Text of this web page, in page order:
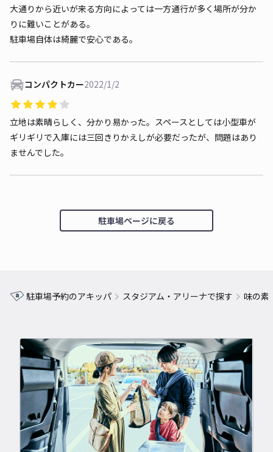
大通りから近いが来る方向によっては一方通行が多く場所が分か
りに難いことがある。
駐車場自体は綺麗で安心である。
コンパクトカー2022/1/2
立地は素晴らしく、分かり易かった。スペースとしては小型車が
ギリギリで入庫には三回きりかえしが必要だったが、問題はあり
ませんでした。
駐車場ページに戻る
駐車場予約のアキッパ スタジアム・アリーナで探す 味の素